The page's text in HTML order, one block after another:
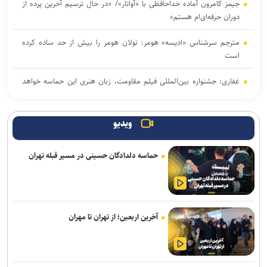
جیمز کامرون آماده خداحافظی با «آواتار»/ «در حال ترسیم آخرین پرده از
دوران حرفه‌ای‌ام هستم»
مترجم سرشناس «ادیسه» هومر: نولان هومر را بیش از حد ساده کرده
است
غفاری: جشنواره بین‌المللی فیلم مقاومت، زبان هنری این حماسه خواهد
برگزاری دوره «آشنایی با فیلمسازی» در انجمن سینمای جوانان ایران
درخشش «مرد آرام» در جشنواره ایماگو ایتالیا
بازار شعر
فعالان اربعین از جهان در کربلا گرد هم آمدند/ اهدای تکه فرش حرم
رضوی به فعالان اربعینی جهان
فقیهه سلطانی بازیگر فیلم بهاره رهنما شد
ویدیو
حماسه دلدادگان حسینی در مسیر قبله تهران
آخرین اربعین؛ از تهران تا مهران